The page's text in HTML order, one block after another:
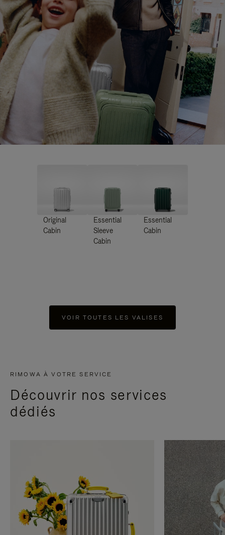
Original
Cabin
Essential
Sleeve
Cabin
Essential
Cabin
VOIR TOUTES LES VALISES
RIMOWA À VOTRE SERVICE
Découvrir nos services
dédiés